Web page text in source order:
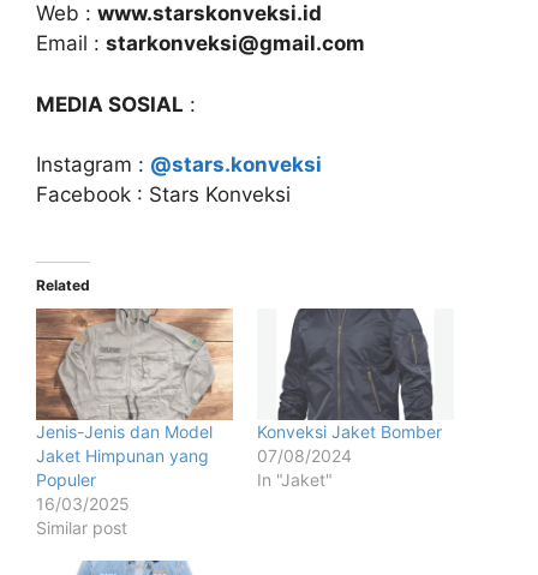
Web : www.starskonveksi.id
Email : starkonveksi@gmail.com
MEDIA SOSIAL :
Instagram : @stars.konveksi
Facebook : Stars Konveksi
Related
Jenis-Jenis dan Model
Jaket Himpunan yang
Populer
16/03/2025
Similar post
Konveksi Jaket Bomber
07/08/2024
In "Jaket"